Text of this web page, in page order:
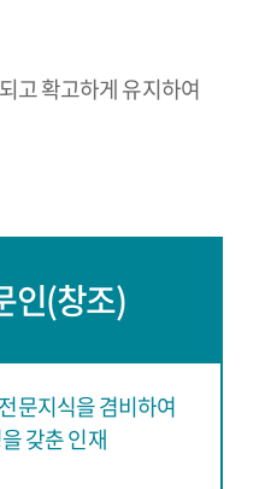
고 확고하게 유지하여
인(창조)
문지식을 겸비하여
갖춘 인재